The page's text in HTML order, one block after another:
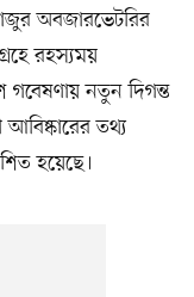
অবজারভেটরির
রহস্যময়
গবেষণায় নতুন দিগন্ত
আবিষ্কারের তথ্য
হয়েছে।